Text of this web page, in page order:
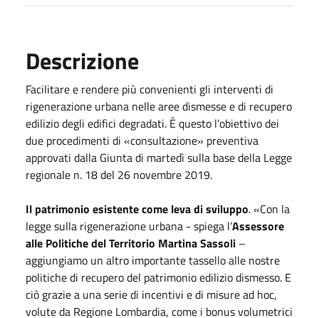
Descrizione
Facilitare e rendere più convenienti gli interventi di
rigenerazione urbana nelle aree dismesse e di recupero
edilizio degli edifici degradati. È questo l’obiettivo dei
due procedimenti di «consultazione» preventiva
approvati dalla Giunta di martedì sulla base della Legge
regionale n. 18 del 26 novembre 2019.
Il patrimonio esistente come leva di sviluppo. «Con la
legge sulla rigenerazione urbana - spiega l’Assessore
alle Politiche del Territorio Martina Sassoli –
aggiungiamo un altro importante tassello alle nostre
politiche di recupero del patrimonio edilizio dismesso. E
ciò grazie a una serie di incentivi e di misure ad hoc,
volute da Regione Lombardia, come i bonus volumetrici